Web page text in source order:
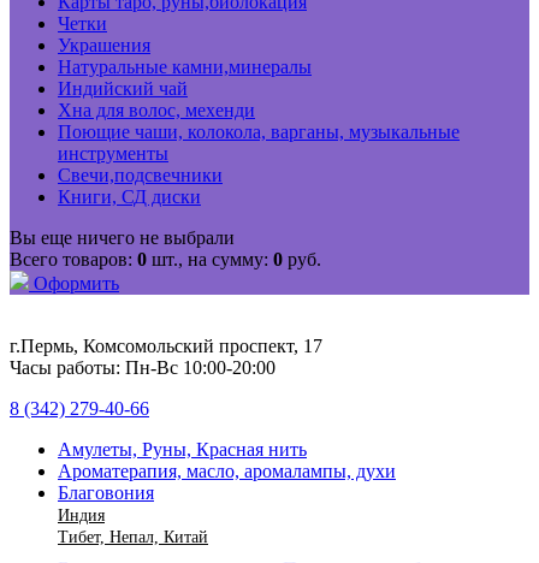
Четки
Украшения
Натуральные камни,минералы
Индийский чай
Хна для волос, мехенди
Поющие чаши, колокола, варганы, музыкальные
инструменты
Свечи,подсвечники
Книги, СД диски
Вы еще ничего не выбрали
Всего товаров: 0 шт., на сумму: 0 руб.
Оформить
г.Пермь, Комсомольский проспект, 17
Часы работы: Пн-Вс 10:00-20:00
8 (342) 279-40-66
Амулеты, Руны, Красная нить
Ароматерапия, масло, аромалампы, духи
Благовония
Индия
Тибет, Непал, Китай